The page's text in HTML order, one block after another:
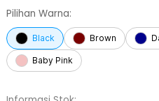
Pilihan Warna:
Black Brown
Baby Pink